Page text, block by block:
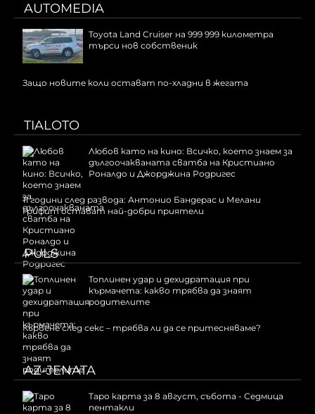
AUTOMEDIA
Toyota Land Cruiser на 999 999 километра
търси нов собственик
Защо новите коли остават по-хладни в жегата
TIALOTO
Любов като на кино: Всичко, което знаем за
дългоочакваната сватба на Кристиано
Роналдо и Джорджина Родригес
11 години след развода: Антонио Бандерас и Мелани
Грифит остават най-добри приятели
PULS
Топлинен удар и дехидратация при
кърмачета: какво трябва да знаят
родителите
Кървене след секс – трябва ли да се притесняваме?
AZ-JENATA
Таро карта за 8 август, събота - Седмица
пентакли